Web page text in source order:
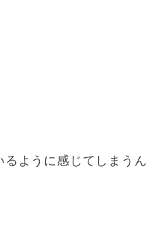
ように感じてしまうん